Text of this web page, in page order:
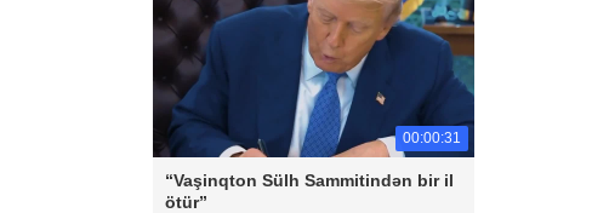
00:00:31
“Vaşinqton Sülh Sammitindən bir il
ötür”